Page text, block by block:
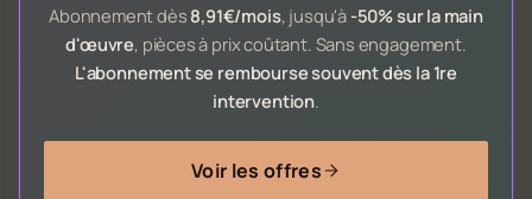
Abonnement dès 8,91€/mois, jusqu'à -50% sur la main
d'œuvre, pièces à prix coûtant. Sans engagement.
L'abonnement se rembourse souvent dès la 1re
intervention.
Voir les offres